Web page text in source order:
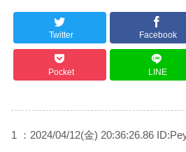
Twitter Facebook
Pocket LINE
1 ：2024/04/12(金) 20:36:26.86